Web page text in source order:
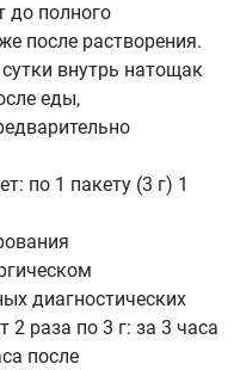
до полного
после растворения.
внутрь натощак
еды,
по 1 пакету (3 г) 1
диагностических
раза по 3 г: за 3 часа
после